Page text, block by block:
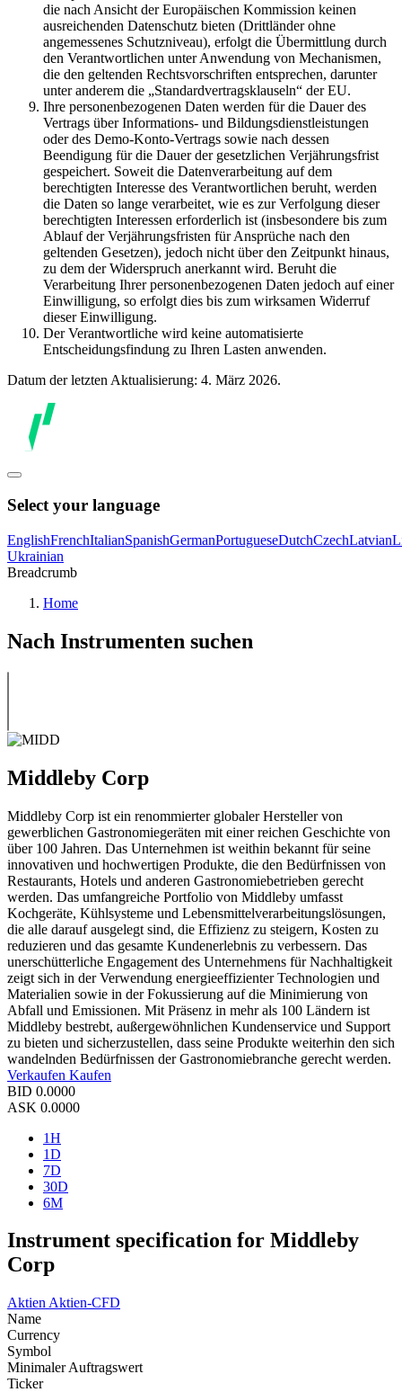
die nach Ansicht der Europäischen Kommission keinen
ausreichenden Datenschutz bieten (Drittländer ohne
angemessenes Schutzniveau), erfolgt die Übermittlung durch
den Verantwortlichen unter Anwendung von Mechanismen,
die den geltenden Rechtsvorschriften entsprechen, darunter
unter anderem die „Standardvertragsklauseln“ der EU.
Ihre personenbezogenen Daten werden für die Dauer des
Vertrags über Informations- und Bildungsdienstleistungen
oder des Demo-Konto-Vertrags sowie nach dessen
Beendigung für die Dauer der gesetzlichen Verjährungsfrist
gespeichert. Soweit die Datenverarbeitung auf dem
berechtigten Interesse des Verantwortlichen beruht, werden
die Daten so lange verarbeitet, wie es zur Verfolgung dieser
berechtigten Interessen erforderlich ist (insbesondere bis zum
Ablauf der Verjährungsfristen für Ansprüche nach den
geltenden Gesetzen), jedoch nicht über den Zeitpunkt hinaus,
zu dem der Widerspruch anerkannt wird. Beruht die
Verarbeitung Ihrer personenbezogenen Daten jedoch auf einer
Einwilligung, so erfolgt dies bis zum wirksamen Widerruf
dieser Einwilligung.
Der Verantwortliche wird keine automatisierte
Entscheidungsfindung zu Ihren Lasten anwenden.
Datum der letzten Aktualisierung: 4. März 2026.
Select your language
EnglishFrenchItalianSpanishGermanPortugueseDutchCzechLatvian
Ukrainian
Breadcrumb
Home
Nach Instrumenten suchen
Middleby Corp
Middleby Corp ist ein renommierter globaler Hersteller von
gewerblichen Gastronomiegeräten mit einer reichen Geschichte von
über 100 Jahren. Das Unternehmen ist weithin bekannt für seine
innovativen und hochwertigen Produkte, die den Bedürfnissen von
Restaurants, Hotels und anderen Gastronomiebetrieben gerecht
werden. Das umfangreiche Portfolio von Middleby umfasst
Kochgeräte, Kühlsysteme und Lebensmittelverarbeitungslösungen,
die alle darauf ausgelegt sind, die Effizienz zu steigern, Kosten zu
reduzieren und das gesamte Kundenerlebnis zu verbessern. Das
unerschütterliche Engagement des Unternehmens für Nachhaltigkeit
zeigt sich in der Verwendung energieeffizienter Technologien und
Materialien sowie in der Fokussierung auf die Minimierung von
Abfall und Emissionen. Mit Präsenz in mehr als 100 Ländern ist
Middleby bestrebt, außergewöhnlichen Kundenservice und Support
zu bieten und sicherzustellen, dass seine Produkte weiterhin den sich
wandelnden Bedürfnissen der Gastronomiebranche gerecht werden.
Verkaufen Kaufen
BID 0.0000
ASK 0.0000
1H
1D
7D
30D
6M
Instrument specification for Middleby
Corp
Aktien Aktien-CFD
Name
Currency
Symbol
Minimaler Auftragswert
Ticker